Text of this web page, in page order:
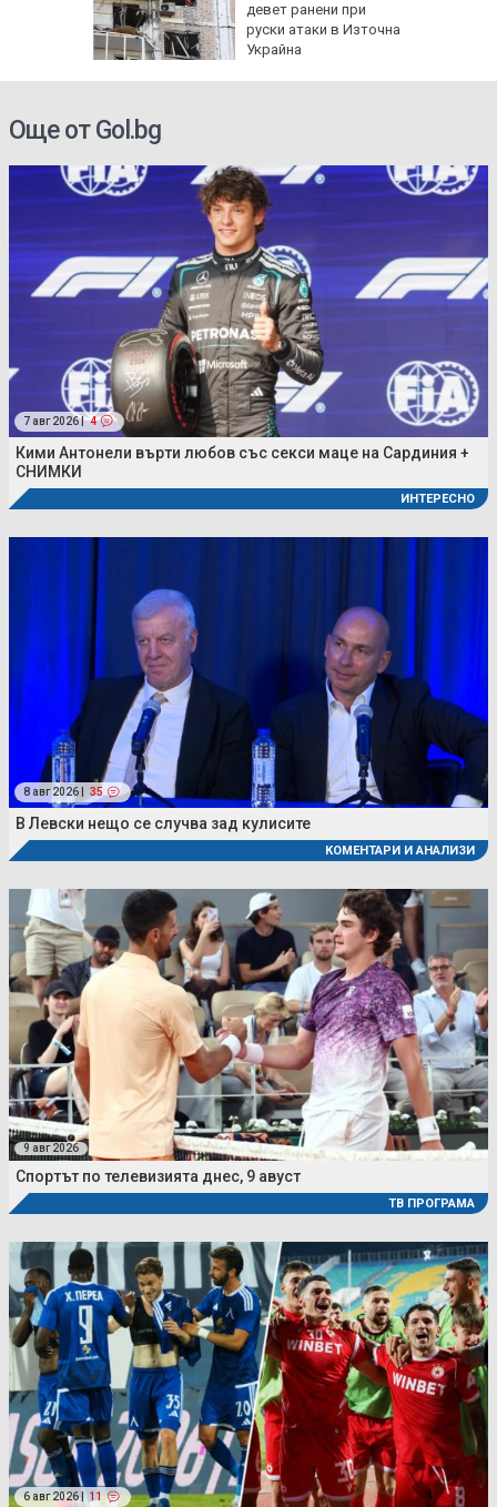
девет ранени при
руски атаки в Източна
Украйна
Още от Gol.bg
7 авг 2026 | 4
Кими Антонели върти любов със секси маце на Сардиния +
СНИМКИ
ИНТЕРЕСНО
8 авг 2026 | 35
В Левски нещо се случва зад кулисите
КОМЕНТАРИ И АНАЛИЗИ
9 авг 2026
Спортът по телевизията днес, 9 авуст
ТВ ПРОГРАМА
6 авг 2026 | 11